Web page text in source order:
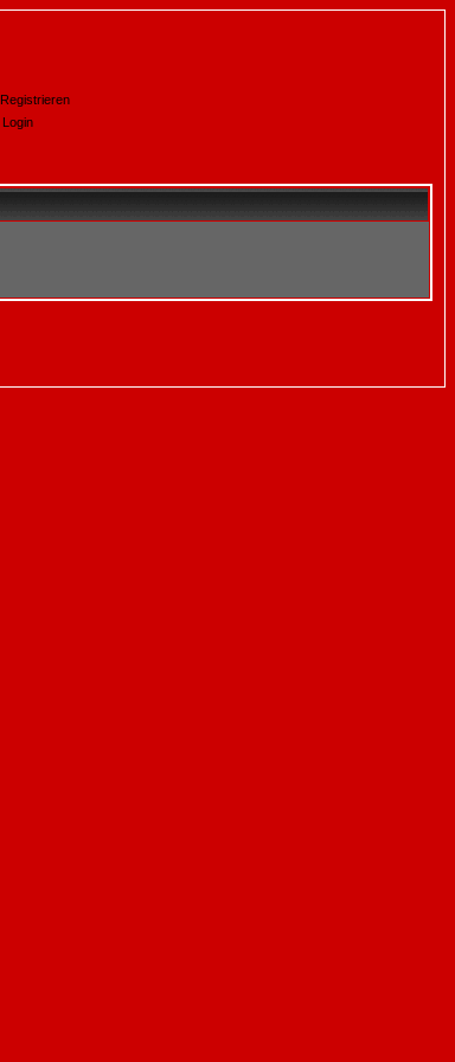
Registrieren
Login